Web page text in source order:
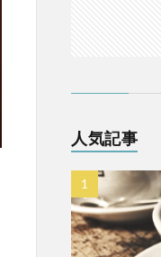
人気記事